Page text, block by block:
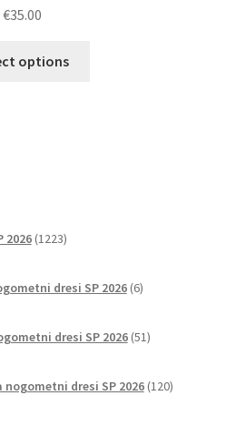
€35.00
options
2026 1223izdelkov
dresi SP 2026 6izdelkov
dresi SP 2026 51izdelkov
dresi SP 2026 120izdelkov